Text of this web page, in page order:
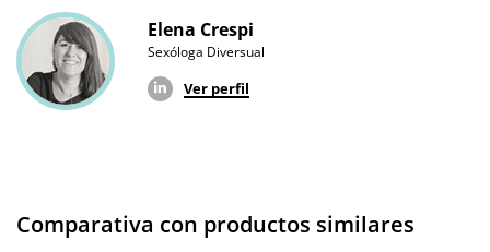
Envío discreto
Garantías 3 años de garantía
Producto
Elena Crespi
Sexóloga Diversual
Ver perfil
Comparativa con productos similares